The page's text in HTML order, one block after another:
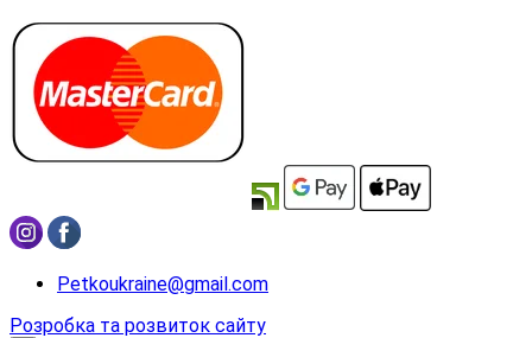
Petkoukraine@gmail.com
Розробка та розвиток сайту